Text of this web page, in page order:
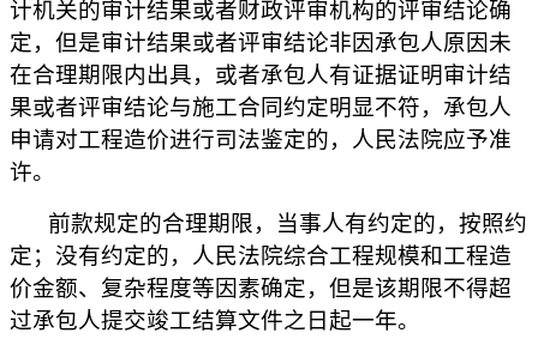
计机关的审计结果或者财政评审机构的评审结论确
定，但是审计结果或者评审结论非因承包人原因未
在合理期限内出具，或者承包人有证据证明审计结
果或者评审结论与施工合同约定明显不符，承包人
申请对工程造价进行司法鉴定的，人民法院应予准
许。
前款规定的合理期限，当事人有约定的，按照约
定；没有约定的，人民法院综合工程规模和工程造
价金额、复杂程度等因素确定，但是该期限不得超
过承包人提交竣工结算文件之日起一年。